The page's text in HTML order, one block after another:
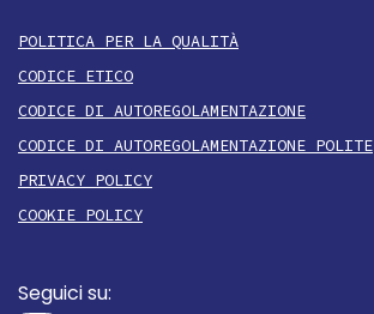
POLITICA PER LA QUALITÀ
CODICE ETICO
CODICE DI AUTOREGOLAMENTAZIONE
CODICE DI AUTOREGOLAMENTAZIONE POLITE
PRIVACY POLICY
COOKIE POLICY
Seguici su: